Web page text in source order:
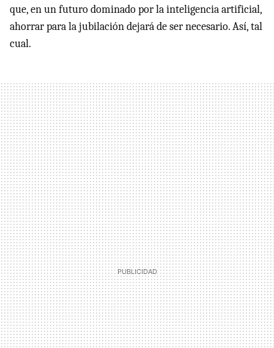
que, en un futuro dominado por la inteligencia artificial,
ahorrar para la jubilación dejará de ser necesario. Así, tal
cual.